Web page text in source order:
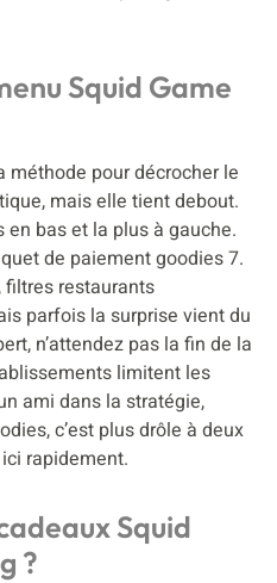
Squid Game
méthode pour décrocher le
mais elle tient debout.
en bas et la plus à gauche.
de paiement goodies 7.
filtres restaurants
parfois la surprise vient du
n’attendez pas la fin de la
limitent les
ami dans la stratégie,
c’est plus drôle à deux
rapidement.
Squid
?